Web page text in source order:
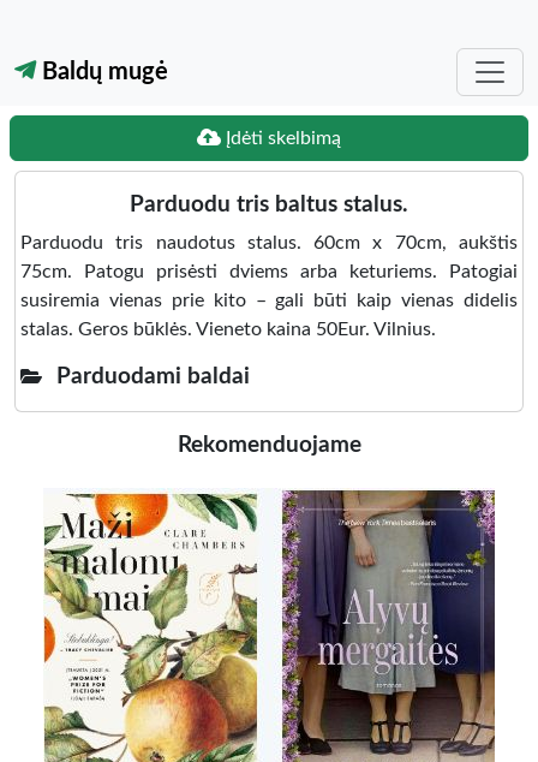
Baldų mugė
Įdėti skelbimą
Parduodu tris baltus stalus.
Parduodu tris naudotus stalus. 60cm x 70cm, aukštis
75cm. Patogu prisėsti dviems arba keturiems. Patogiai
susiremia vienas prie kito – gali būti kaip vienas didelis
stalas. Geros būklės. Vieneto kaina 50Eur. Vilnius.
Parduodami baldai
Rekomenduojame